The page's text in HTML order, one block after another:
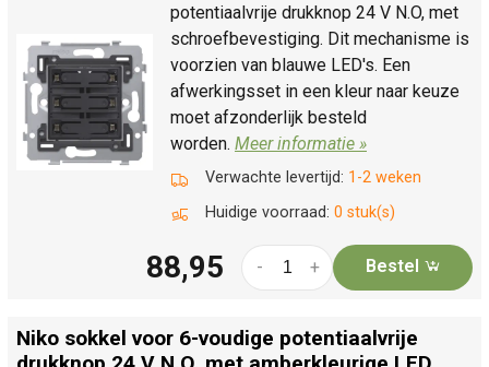
potentiaalvrije drukknop 24 V N.O, met
schroefbevestiging. Dit mechanisme is
voorzien van blauwe LED's. Een
afwerkingsset in een kleur naar keuze
moet afzonderlijk besteld
worden. Meer informatie »
Verwachte levertijd: 1-2 weken
Huidige voorraad: 0 stuk(s)
88,95 +
- Bestel
Niko sokkel voor 6-voudige potentiaalvrije